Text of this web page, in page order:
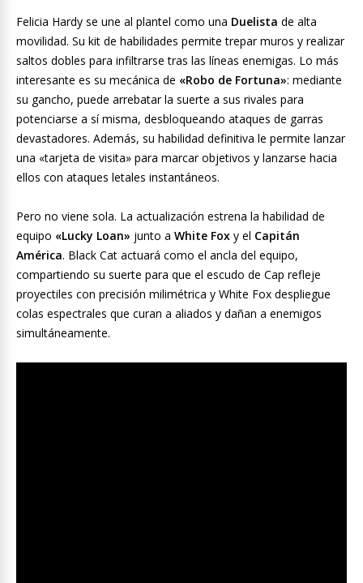
Felicia Hardy se une al plantel como una Duelista de alta
movilidad. Su kit de habilidades permite trepar muros y realizar
saltos dobles para infiltrarse tras las líneas enemigas. Lo más
interesante es su mecánica de «Robo de Fortuna»: mediante
su gancho, puede arrebatar la suerte a sus rivales para
potenciarse a sí misma, desbloqueando ataques de garras
devastadores. Además, su habilidad definitiva le permite lanzar
una «tarjeta de visita» para marcar objetivos y lanzarse hacia
ellos con ataques letales instantáneos.
Pero no viene sola. La actualización estrena la habilidad de
equipo «Lucky Loan» junto a White Fox y el Capitán
América. Black Cat actuará como el ancla del equipo,
compartiendo su suerte para que el escudo de Cap refleje
proyectiles con precisión milimétrica y White Fox despliegue
colas espectrales que curan a aliados y dañan a enemigos
simultáneamente.